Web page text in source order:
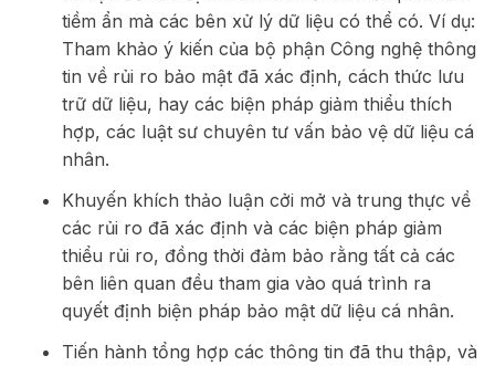
tiềm ẩn mà các bên xử lý dữ liệu có thể có. Ví dụ:
Tham khảo ý kiến ​​của bộ phận Công nghệ thông
tin về rủi ro bảo mật đã xác định, cách thức lưu
trữ dữ liệu, hay các biện pháp giảm thiểu thích
hợp, các luật sư chuyên tư vấn bảo vệ dữ liệu cá
nhân.
Khuyến khích thảo luận cởi mở và trung thực về
các rủi ro đã xác định và các biện pháp giảm
thiểu rủi ro, đồng thời đảm bảo rằng tất cả các
bên liên quan đều tham gia vào quá trình ra
quyết định biện pháp bảo mật dữ liệu cá nhân.
Tiến hành tổng hợp các thông tin đã thu thập, và